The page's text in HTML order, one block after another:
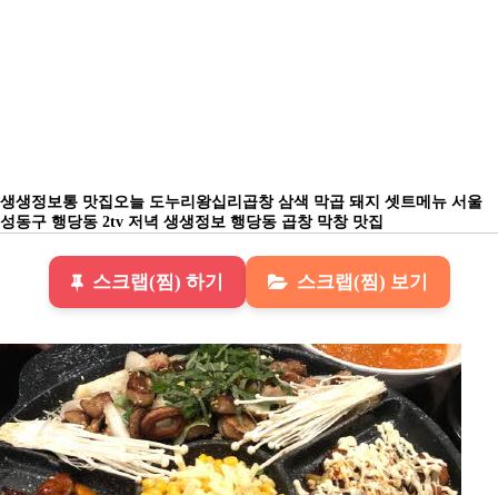
생생정보통 맛집오늘 도누리왕십리곱창 삼색 막곱 돼지 셋트메뉴 서울
성동구 행당동 2tv 저녁 생생정보 행당동 곱창 막창 맛집
스크랩(찜) 하기 스크랩(찜) 보기